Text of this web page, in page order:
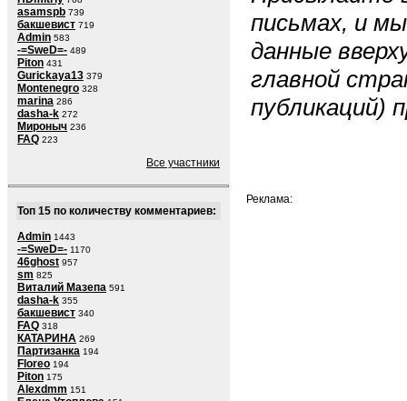
asamspb 739
бакшевист 719
Admin 583
-=SweD=- 489
Piton 431
Gurickaya13 379
Montenegro 328
marina 286
dasha-k 272
Мироныч 236
FAQ 223
Все участники
Топ 15 по количеству комментариев:
Admin 1443
-=SweD=- 1170
46ghost 957
sm 825
Виталий Мазепа 591
dasha-k 355
бакшевист 340
FAQ 318
КАТАРИНА 269
Партизанка 194
Floreo 194
Piton 175
Alexdmm 151
письмах, и
данные
главной
публикаций)
Реклама: